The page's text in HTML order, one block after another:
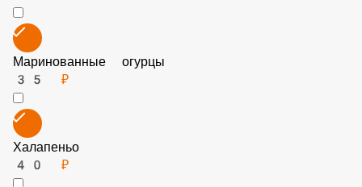
35 ₽